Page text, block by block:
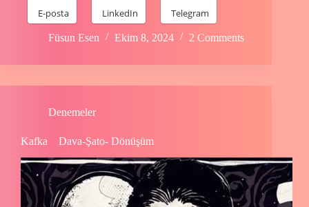
E-posta LinkedIn Telegram
Füsun Esen Ekim 8, 2024 2 Comments
Denemeler
Kafka Dava-Şato- Dönüşüm